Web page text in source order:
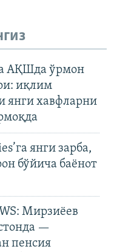
АҚШда ўрмон
иқлим
янги хавфларни
янги зарба,
бўйича баёнот
Мирзиёев
—
пенсия